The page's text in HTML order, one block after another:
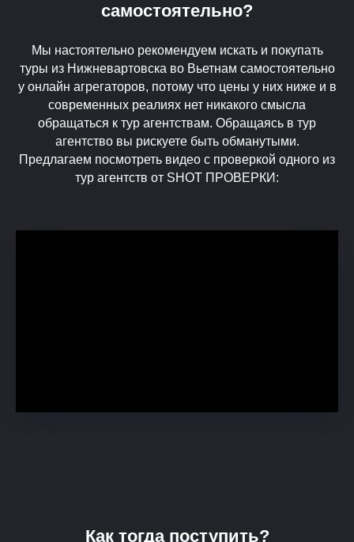
самостоятельно?
Мы настоятельно рекомендуем искать и покупать
туры из Нижневартовска во Вьетнам самостоятельно
у онлайн агрегаторов, потому что цены у них ниже и в
современных реалиях нет никакого смысла
обращаться к тур агентствам. Обращаясь в тур
агентство вы рискуете быть обманутыми.
Предлагаем посмотреть видео с проверкой одного из
тур агентств от SHOT ПРОВЕРКИ:
Как тогда поступить?